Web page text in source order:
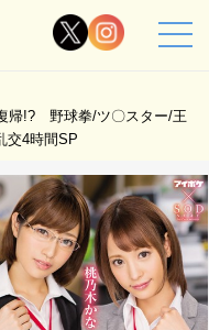
帰!? 野球拳/ツ〇スター/王
交4時間SP